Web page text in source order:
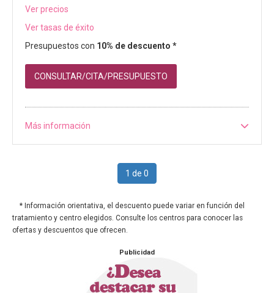
Ver precios
Ver tasas de éxito
Presupuestos con 10% de descuento *
CONSULTAR/CITA/PRESUPUESTO
Más información
1 de 0
* Información orientativa, el descuento puede variar en función del
tratamiento y centro elegidos. Consulte los centros para conocer las
ofertas y descuentos que ofrecen.
Publicidad